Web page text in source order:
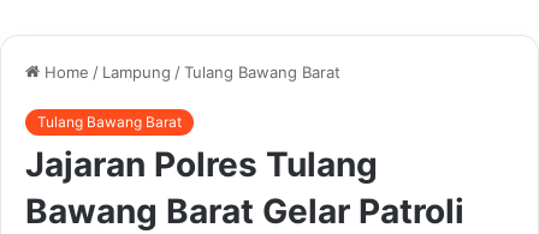
Home / Lampung /Tulang Bawang Barat
Tulang Bawang Barat
Jajaran Polres Tulang
Bawang Barat Gelar Patroli